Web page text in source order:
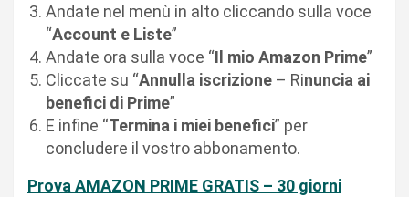
Andate nel menù in alto cliccando sulla voce
“Account e Liste”
Andate ora sulla voce “Il mio Amazon Prime”
Cliccate su “Annulla iscrizione – Rinuncia ai
benefici di Prime”
E infine “Termina i miei benefici” per
concludere il vostro abbonamento.
Prova AMAZON PRIME GRATIS – 30 giorni